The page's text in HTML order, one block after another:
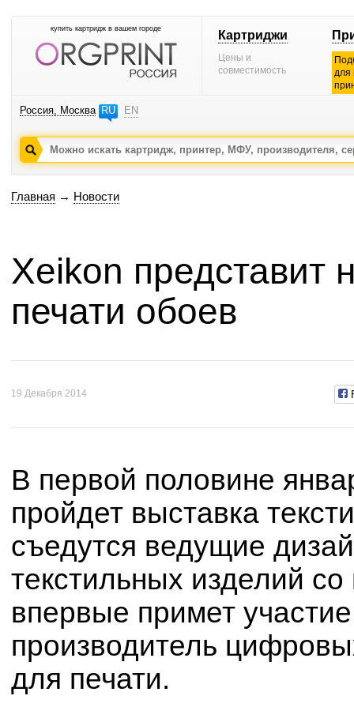
купить картридж в вашем городе Картриджи
Цены и
совместимость
для
Россия, Москва RU EN
Главная → Новости
Xeikon
печати обоев
19 Декабря 2014
В первой половине
пройдет выставка
съедутся ведущие
текстильных изделий
впервые примет
производитель
для печати.